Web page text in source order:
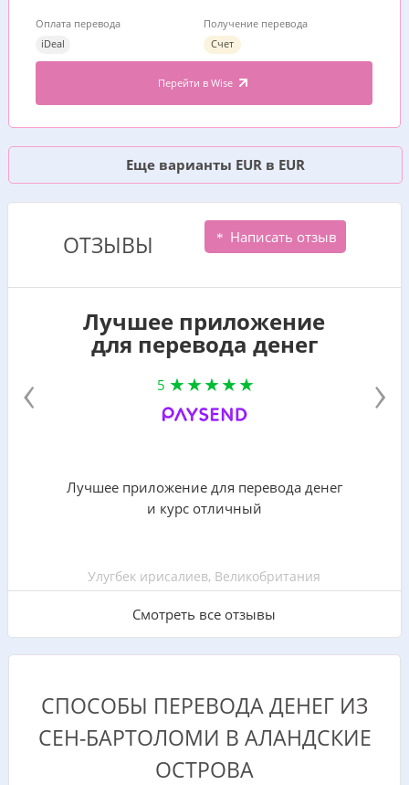
Оплата перевода
iDeal
Получение перевода
Счет
Перейти в Wise
Еще варианты EUR в EUR
ОТЗЫВЫ Написать отзыв
Лучшее приложение
для перевода денег
5
Лучшее приложение для перевода денег
и курс отличный
Улугбек ирисалиев, Великобритания
Смотреть все отзывы
‹ ›
СПОСОБЫ ПЕРЕВОДА ДЕНЕГ ИЗ
СЕН-БАРТОЛОМИ В АЛАНДСКИЕ
ОСТРОВА